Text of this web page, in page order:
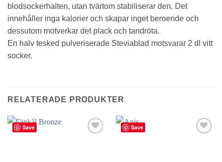
blodsockerhalten, utan tvärtom stabiliserar den. Det
innehåller inga kalorier och skapar inget beroende och
dessutom motverkar det plack och tandröta.
En halv tesked pulveriserade Steviablad motsvarar 2 dl vitt
socker.
RELATERADE PRODUKTER
Save Save